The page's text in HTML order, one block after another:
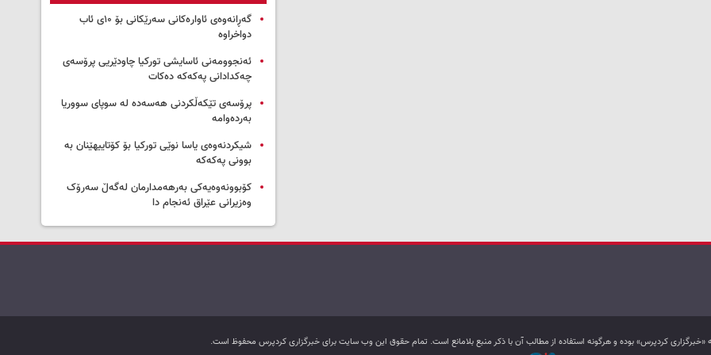
گەڕانەوەی ئاوارەکانی سەرێکانی بۆ ۱۰ی ئاب
دواخراوە
ئەنجوومەنی ئاسایشی تورکیا چاودێریی پرۆسەی
چەکدادانی پەکەکە دەکات
پرۆسەی تێکەڵکردنی هەسەدە لە سوپای سووریا
بەردەوامە
شیکردنەوەی یاسا نوێی تورکیا بۆ کۆتاییهێنان بە
بوونی پەکەکە
کۆبوونەوەیەکی بەرهەمدارمان لەگەڵ سەرۆک
وەزیرانی عێراق ئەنجام دا
«خبرگزاری کردپرس» بوده و هرگونه استفاده از مطالب آن با ذکر منبع بلامانع است. تمام حقوق این وب سایت برای خبرگزاری کردپرس محفوظ است.